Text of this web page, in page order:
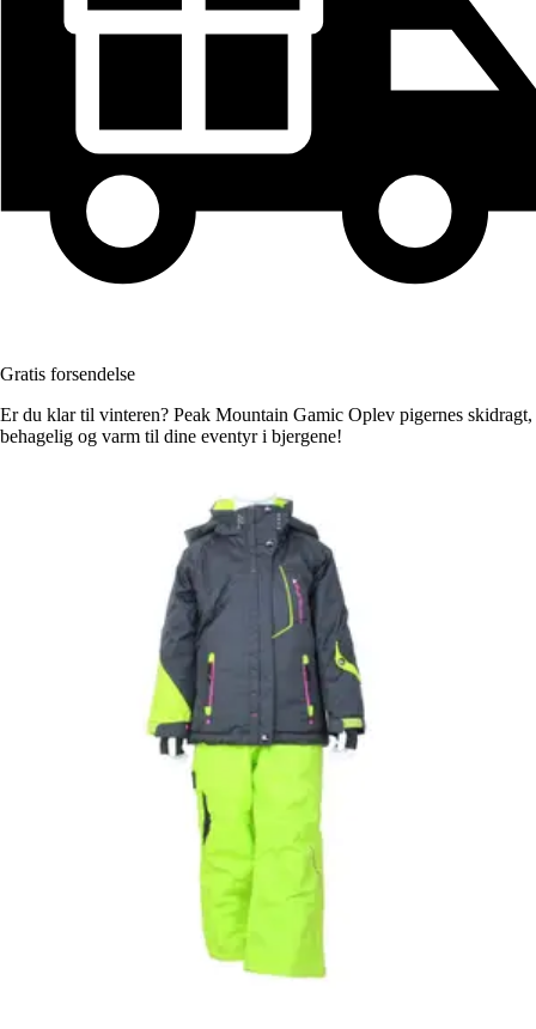
Gratis forsendelse
Er du klar til vinteren? Peak Mountain Gamic Oplev pigernes skidragt,
behagelig og varm til dine eventyr i bjergene!